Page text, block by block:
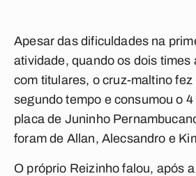
Apesar das dificuldades na
atividade, quando os dois times
com titulares, o cruz-maltino fez
segundo tempo e consumou o 4
placa de Juninho
foram de Allan, Alecsandro e
O próprio Reizinho falou, após